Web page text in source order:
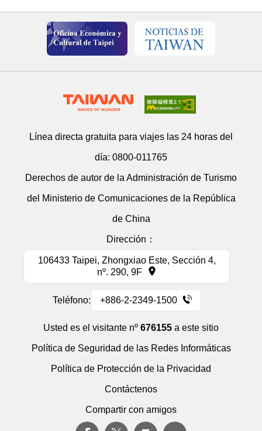
Línea directa gratuita para viajes las 24 horas del
día: 0800-011765
Derechos de autor de la Administración de Turismo
del Ministerio de Comunicaciones de la República
de China
Dirección：
106433 Taipei, Zhongxiao Este, Sección 4,
nº. 290, 9F
Teléfono: +886-2-2349-1500
Usted es el visitante nº 676155 a este sitio
Política de Seguridad de las Redes Informáticas
Política de Protección de la Privacidad
Contáctenos
Compartir con amigos